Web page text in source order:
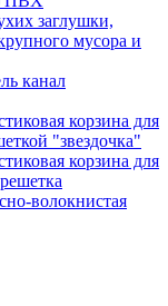
заглушки,
мусора и
канал
корзина для
"звездочка"
корзина для
волокнистая